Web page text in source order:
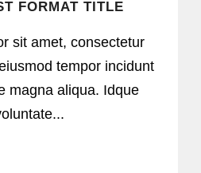
FORMAT TITLE
sit amet, consectetur
tempor incidunt
magna aliqua. Idque